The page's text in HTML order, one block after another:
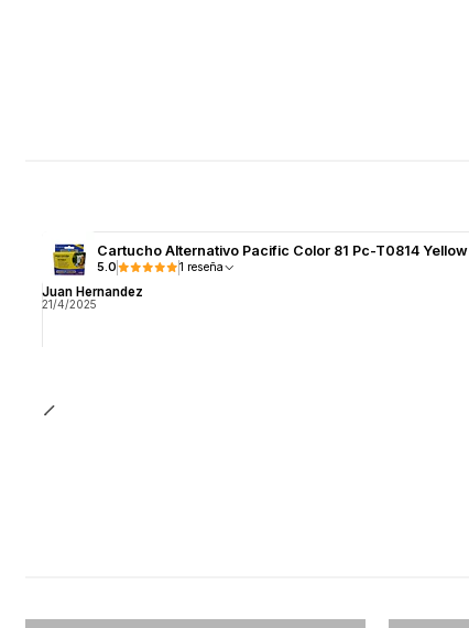
Cartucho Alternativo Pacific Color 81 Pc-T0814 Yellow
5.0 1 reseña
Juan Hernandez
21/4/2025